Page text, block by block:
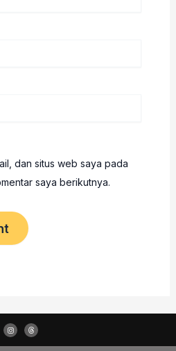
dan situs web saya pada
saya berikutnya.
I
n
s
T
h
r